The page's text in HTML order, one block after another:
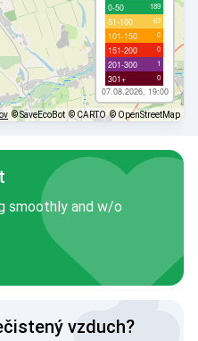
0-50 189
51-100 63
101-150 0
151-200 0
201-300 1
301+ 0
07.08.2026, 19:00
© SaveEcoBot © CARTO © OpenStreetMap
smoothly and w/o
vzduch?